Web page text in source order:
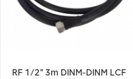
RF 1/2" 3m DINM-DINM LCF